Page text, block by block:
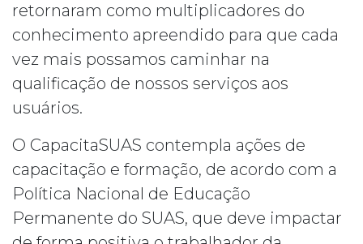
retornaram como multiplicadores do
conhecimento apreendido para que cada
vez mais possamos caminhar na
qualificação de nossos serviços aos
usuários.
O CapacitaSUAS contempla ações de
capacitação e formação, de acordo com a
Política Nacional de Educação
Permanente do SUAS, que deve impactar